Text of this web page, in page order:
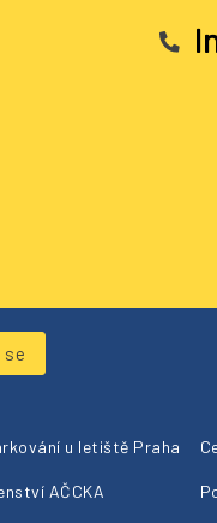
se
u letiště Praha
AČCKA